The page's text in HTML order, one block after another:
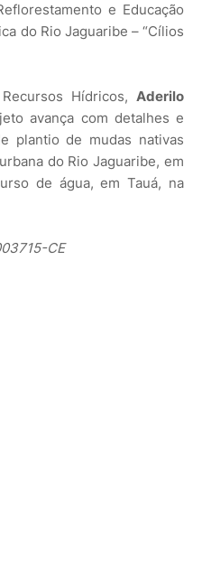
e Educação
do Rio Jaguaribe – “Cílios
Hídricos, Aderilo
avança com detalhes e
plantio de mudas nativas
do Rio Jaguaribe, em
de água, em Tauá, na
CE